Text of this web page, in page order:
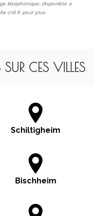
téléphonique, disponible à
cnil.fr pour plus
CES VILLES
Schiltigheim
Bischheim